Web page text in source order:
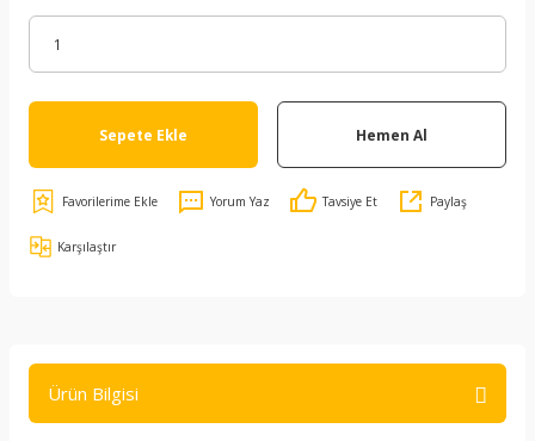
Sepete Ekle Hemen Al
Yorum Yaz Tavsiye Et Paylaş
Karşılaştır
Ürün Bilgisi